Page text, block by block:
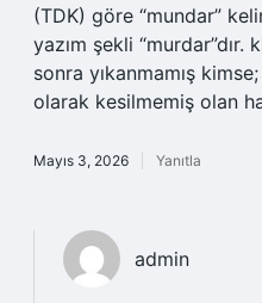
(TDK) göre “mundar”
yazım şekli
sonra yıkanmamış
olarak kesilmemiş olan
Mayıs 3, 2026 Yanıtla
admin